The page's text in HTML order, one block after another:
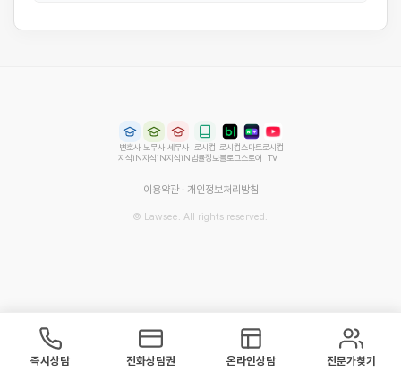
변호사
지식iN
노무사
지식iN
세무사
지식iN
로시컴
법률정보
로시컴
블로그
스마트
스토어
로시컴
TV
이용약관· 개인정보처리방침
© Lawsee. All rights reserved.
즉시상담 전화상담권 온라인상담 전문가찾기